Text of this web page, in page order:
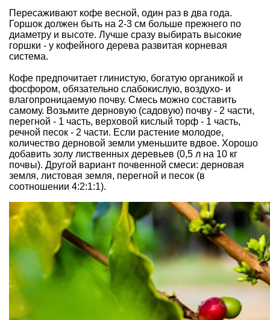
Пересаживают кофе весной, один раз в два года.
Горшок должен быть на 2-3 см больше прежнего по
диаметру и высоте. Лучше сразу выбирать высокие
горшки - у кофейного дерева развитая корневая
система.
Кофе предпочитает глинистую, богатую органикой и
фосфором, обязательно слабокислую, воздухо- и
влагопроницаемую почву. Смесь можно составить
самому. Возьмите дерновую (садовую) почву - 2 части,
перегной - 1 часть, верховой кислый торф - 1 часть,
речной песок - 2 части. Если растение молодое,
количество дерновой земли уменьшите вдвое. Хорошо
добавить золу лиственных деревьев (0,5 л на 10 кг
почвы). Другой вариант почвенной смеси: дерновая
земля, листовая земля, перегной и песок (в
соотношении 4:2:1:1).